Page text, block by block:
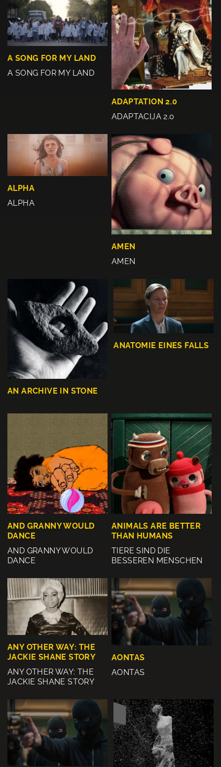
A SONG FOR MY LAND
A SONG FOR MY LAND
ADAPTATION 2.0
ADAPTACIJA 2.0
ALPHA
ALPHA
AMEN
AMEN
AN ARCHIVE IN STONE
ANATOMIE EINES FALLS
AND GRANNY WOULD
DANCE
AND GRANNY WOULD
DANCE
ANIMALS ARE BETTER
THAN HUMANS
TIERE SIND DIE
BESSEREN MENSCHEN
ANY OTHER WAY: THE
JACKIE SHANE STORY
ANY OTHER WAY: THE
JACKIE SHANE STORY
AONTAS
AONTAS